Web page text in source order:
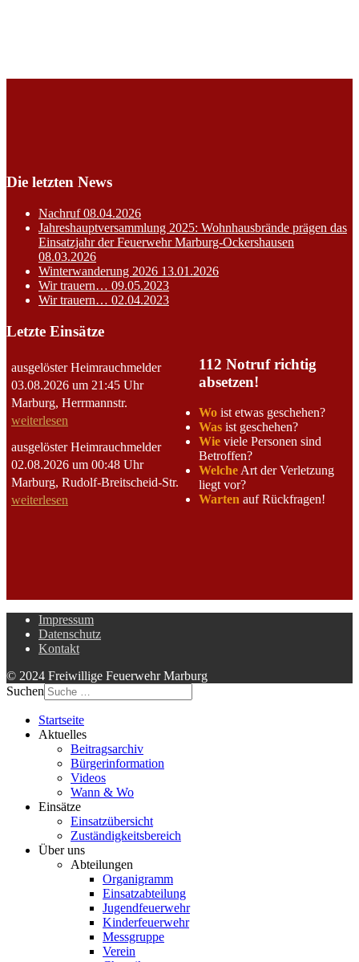
Die letzten News
Nachruf08.04.2026
Jahreshauptversammlung 2025: Wohnhausbrände prägen das
Einsatzjahr der Feuerwehr Marburg-Ockershausen
08.03.2026
Winterwanderung 2026 13.01.2026
Wir trauern… 09.05.2023
Wir trauern… 02.04.2023
Letzte Einsätze
ausgelöster Heimrauchmelder
03.08.2026 um 21:45 Uhr
Marburg, Herrmannstr.
weiterlesen
ausgelöster Heimrauchmelder
02.08.2026 um 00:48 Uhr
Marburg, Rudolf-Breitscheid-Str.
weiterlesen
112 Notruf richtig
absetzen!
Wo ist etwas geschehen?
Was ist geschehen?
Wie viele Personen sind
Betroffen?
Welche Art der Verletzung
liegt vor?
Warten auf Rückfragen!
Impressum
Datenschutz
Kontakt
© 2024 Freiwillige Feuerwehr Marburg
Suchen
Startseite
Aktuelles
Beitragsarchiv
Bürgerinformation
Videos
Wann & Wo
Einsätze
Einsatzübersicht
Zuständigkeitsbereich
Über uns
Abteilungen
Organigramm
Einsatzabteilung
Jugendfeuerwehr
Kinderfeuerwehr
Messgruppe
Verein